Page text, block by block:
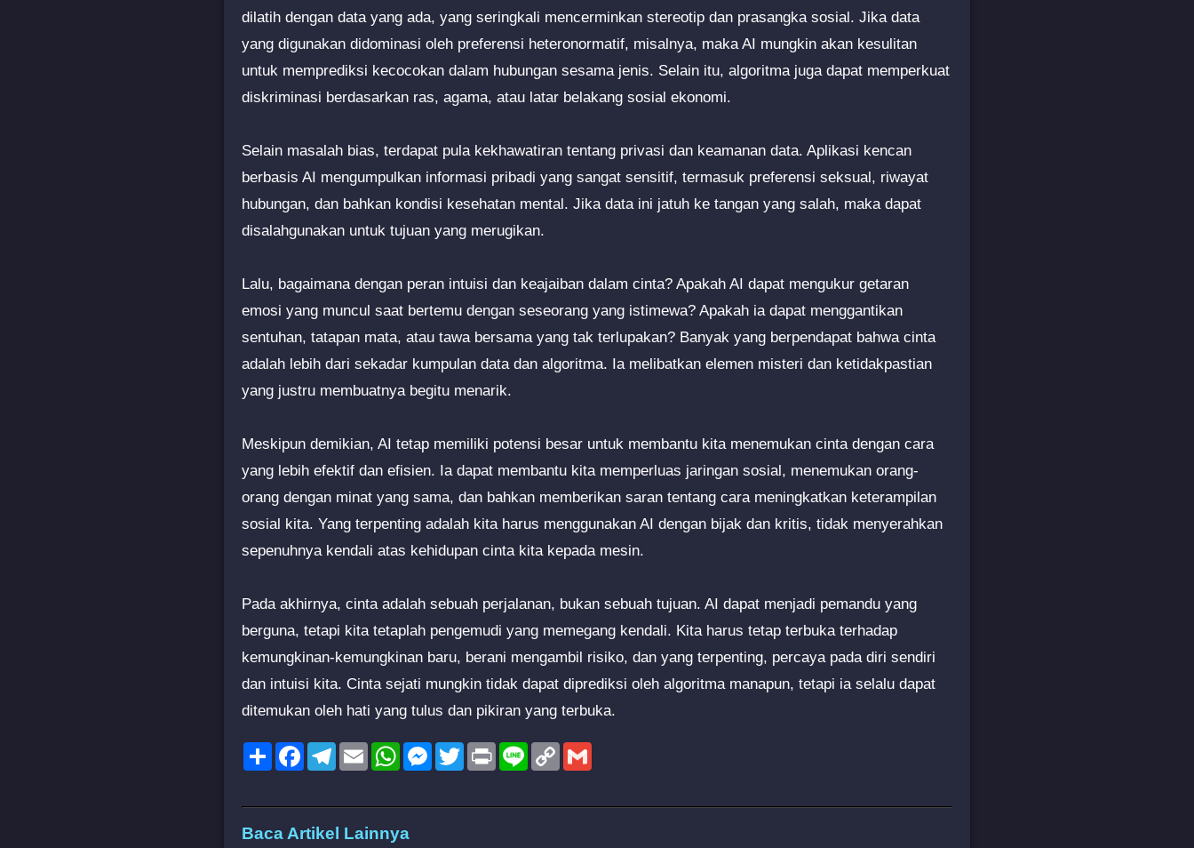
dilatih dengan data yang ada, yang seringkali mencerminkan stereotip dan prasangka sosial. Jika data
yang digunakan didominasi oleh preferensi heteronormatif, misalnya, maka AI mungkin akan kesulitan
untuk memprediksi kecocokan dalam hubungan sesama jenis. Selain itu, algoritma juga dapat memperkuat
diskriminasi berdasarkan ras, agama, atau latar belakang sosial ekonomi.
Selain masalah bias, terdapat pula kekhawatiran tentang privasi dan keamanan data. Aplikasi kencan
berbasis AI mengumpulkan informasi pribadi yang sangat sensitif, termasuk preferensi seksual, riwayat
hubungan, dan bahkan kondisi kesehatan mental. Jika data ini jatuh ke tangan yang salah, maka dapat
disalahgunakan untuk tujuan yang merugikan.
Lalu, bagaimana dengan peran intuisi dan keajaiban dalam cinta? Apakah AI dapat mengukur getaran
emosi yang muncul saat bertemu dengan seseorang yang istimewa? Apakah ia dapat menggantikan
sentuhan, tatapan mata, atau tawa bersama yang tak terlupakan? Banyak yang berpendapat bahwa cinta
adalah lebih dari sekadar kumpulan data dan algoritma. Ia melibatkan elemen misteri dan ketidakpastian
yang justru membuatnya begitu menarik.
Meskipun demikian, AI tetap memiliki potensi besar untuk membantu kita menemukan cinta dengan cara
yang lebih efektif dan efisien. Ia dapat membantu kita memperluas jaringan sosial, menemukan orang-
orang dengan minat yang sama, dan bahkan memberikan saran tentang cara meningkatkan keterampilan
sosial kita. Yang terpenting adalah kita harus menggunakan AI dengan bijak dan kritis, tidak menyerahkan
sepenuhnya kendali atas kehidupan cinta kita kepada mesin.
Pada akhirnya, cinta adalah sebuah perjalanan, bukan sebuah tujuan. AI dapat menjadi pemandu yang
berguna, tetapi kita tetaplah pengemudi yang memegang kendali. Kita harus tetap terbuka terhadap
kemungkinan-kemungkinan baru, berani mengambil risiko, dan yang terpenting, percaya pada diri sendiri
dan intuisi kita. Cinta sejati mungkin tidak dapat diprediksi oleh algoritma manapun, tetapi ia selalu dapat
ditemukan oleh hati yang tulus dan pikiran yang terbuka.
ShareFacebookTelegram
EmailWhatsAppMessenger
TwitterPrint Line Copy
Link
Baca Artikel Lainnya